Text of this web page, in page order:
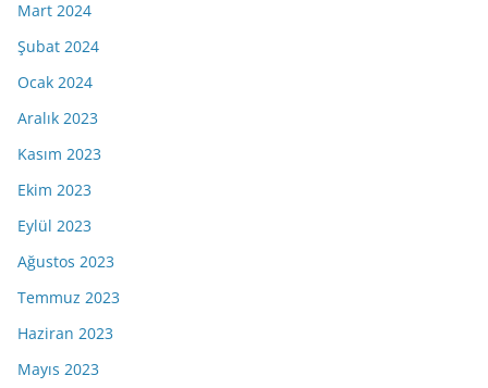
Mart 2024
Şubat 2024
Ocak 2024
Aralık 2023
Kasım 2023
Ekim 2023
Eylül 2023
Ağustos 2023
Temmuz 2023
Haziran 2023
Mayıs 2023